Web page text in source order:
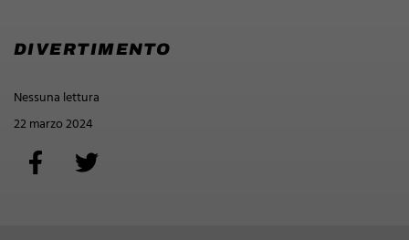
DIVERTIMENTO
Nessuna lettura
22 marzo 2024